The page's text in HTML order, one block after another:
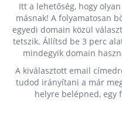
Itt a lehetőség, hogy
másnak! A folyamatosan
egyedi domain közül
tetszik. Állítsd be 3 perc
mindegyik domain
A kiválasztott email
tudod irányítani a már
helyre belépned, egy